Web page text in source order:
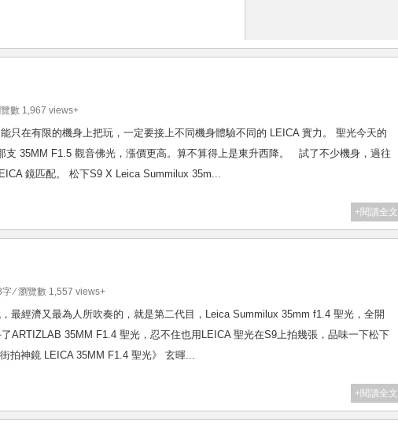
覽數 1,967 views+
只在有限的機身上把玩，一定要接上不同機身體驗不同的 LEICA 實力。 聖光今天的
支 35MM F1.5 觀音佛光，漲價更高。算不算得上是東升西降。 試了不少機身，過往
鏡匹配。 松下S9 X Leica Summilux 35m...
+閱讀全文
字 ⁄ 瀏覽數 1,557 views+
最經濟又最為人所吹奏的，就是第二代目，Leica Summilux 35mm f1.4 聖光，全開
ARTIZLAB 35MM F1.4 聖光，忍不住也用LEICA 聖光在S9上拍幾張，品味一下松下
拍神鏡 LEICA 35MM F1.4 聖光》 玄暉...
+閱讀全文